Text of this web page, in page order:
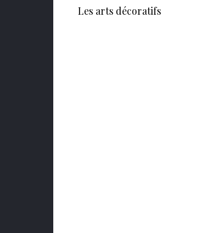
Les arts décoratifs